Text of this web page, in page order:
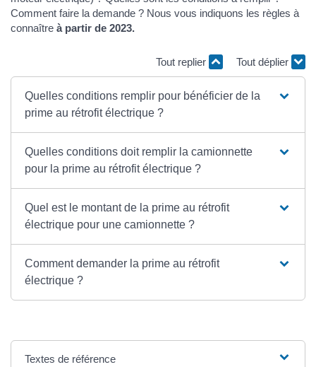
Comment faire la demande ? Nous vous indiquons les règles à
connaître à partir de 2023.
Tout replier Tout déplier
Quelles conditions remplir pour bénéficier de la
prime au rétrofit électrique ?
Quelles conditions doit remplir la camionnette
pour la prime au rétrofit électrique ?
Quel est le montant de la prime au rétrofit
électrique pour une camionnette ?
Comment demander la prime au rétrofit
électrique ?
Textes de référence